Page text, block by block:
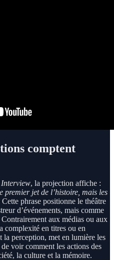
comptent
, la projection affiche :
premier jet de l’histoire, mais les
Cette phrase positionne le théâtre
d’événements, mais comme
aux médias ou aux
complexité en titres ou en
perception, met en lumière les
voir comment les actions des
la culture et la mémoire.